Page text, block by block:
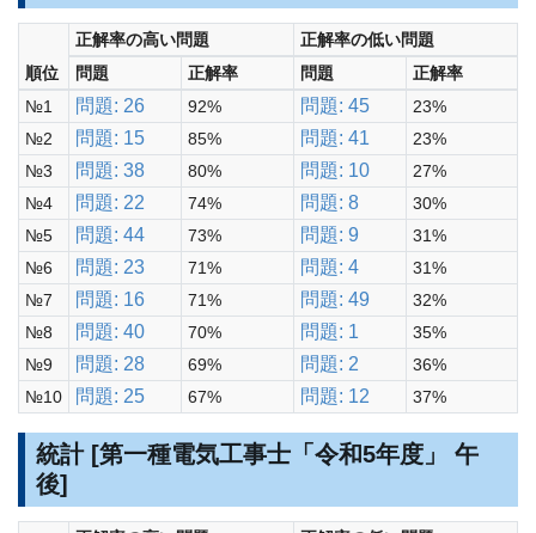
順位
正解率の高い問題
正解率の低い問題
問題
正解率 問題
正解率
№1
問題: 26 92% 問題: 45
23%
№2
問題: 15 85% 問題: 41
23%
№3
問題: 38 80% 問題: 10
27%
№4
問題: 22 74% 問題: 8
30%
№5
問題: 44 73% 問題: 9
31%
№6
問題: 23 71% 問題: 4
31%
№7
問題: 16 71% 問題: 49
32%
№8
問題: 40 70% 問題: 1
35%
№9
問題: 28 69% 問題: 2
36%
№10
問題: 25 67% 問題: 12 37%
統計 [第一種電気工事士「令和5年度」 午
後]